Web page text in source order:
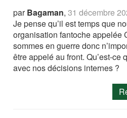
parBagaman,31 décembre
Je pense qu’il est temps que
organisation fantoche appelée
sommes en guerre donc
être appelé au front. Qu’est-ce
avec nos décisions internes ?